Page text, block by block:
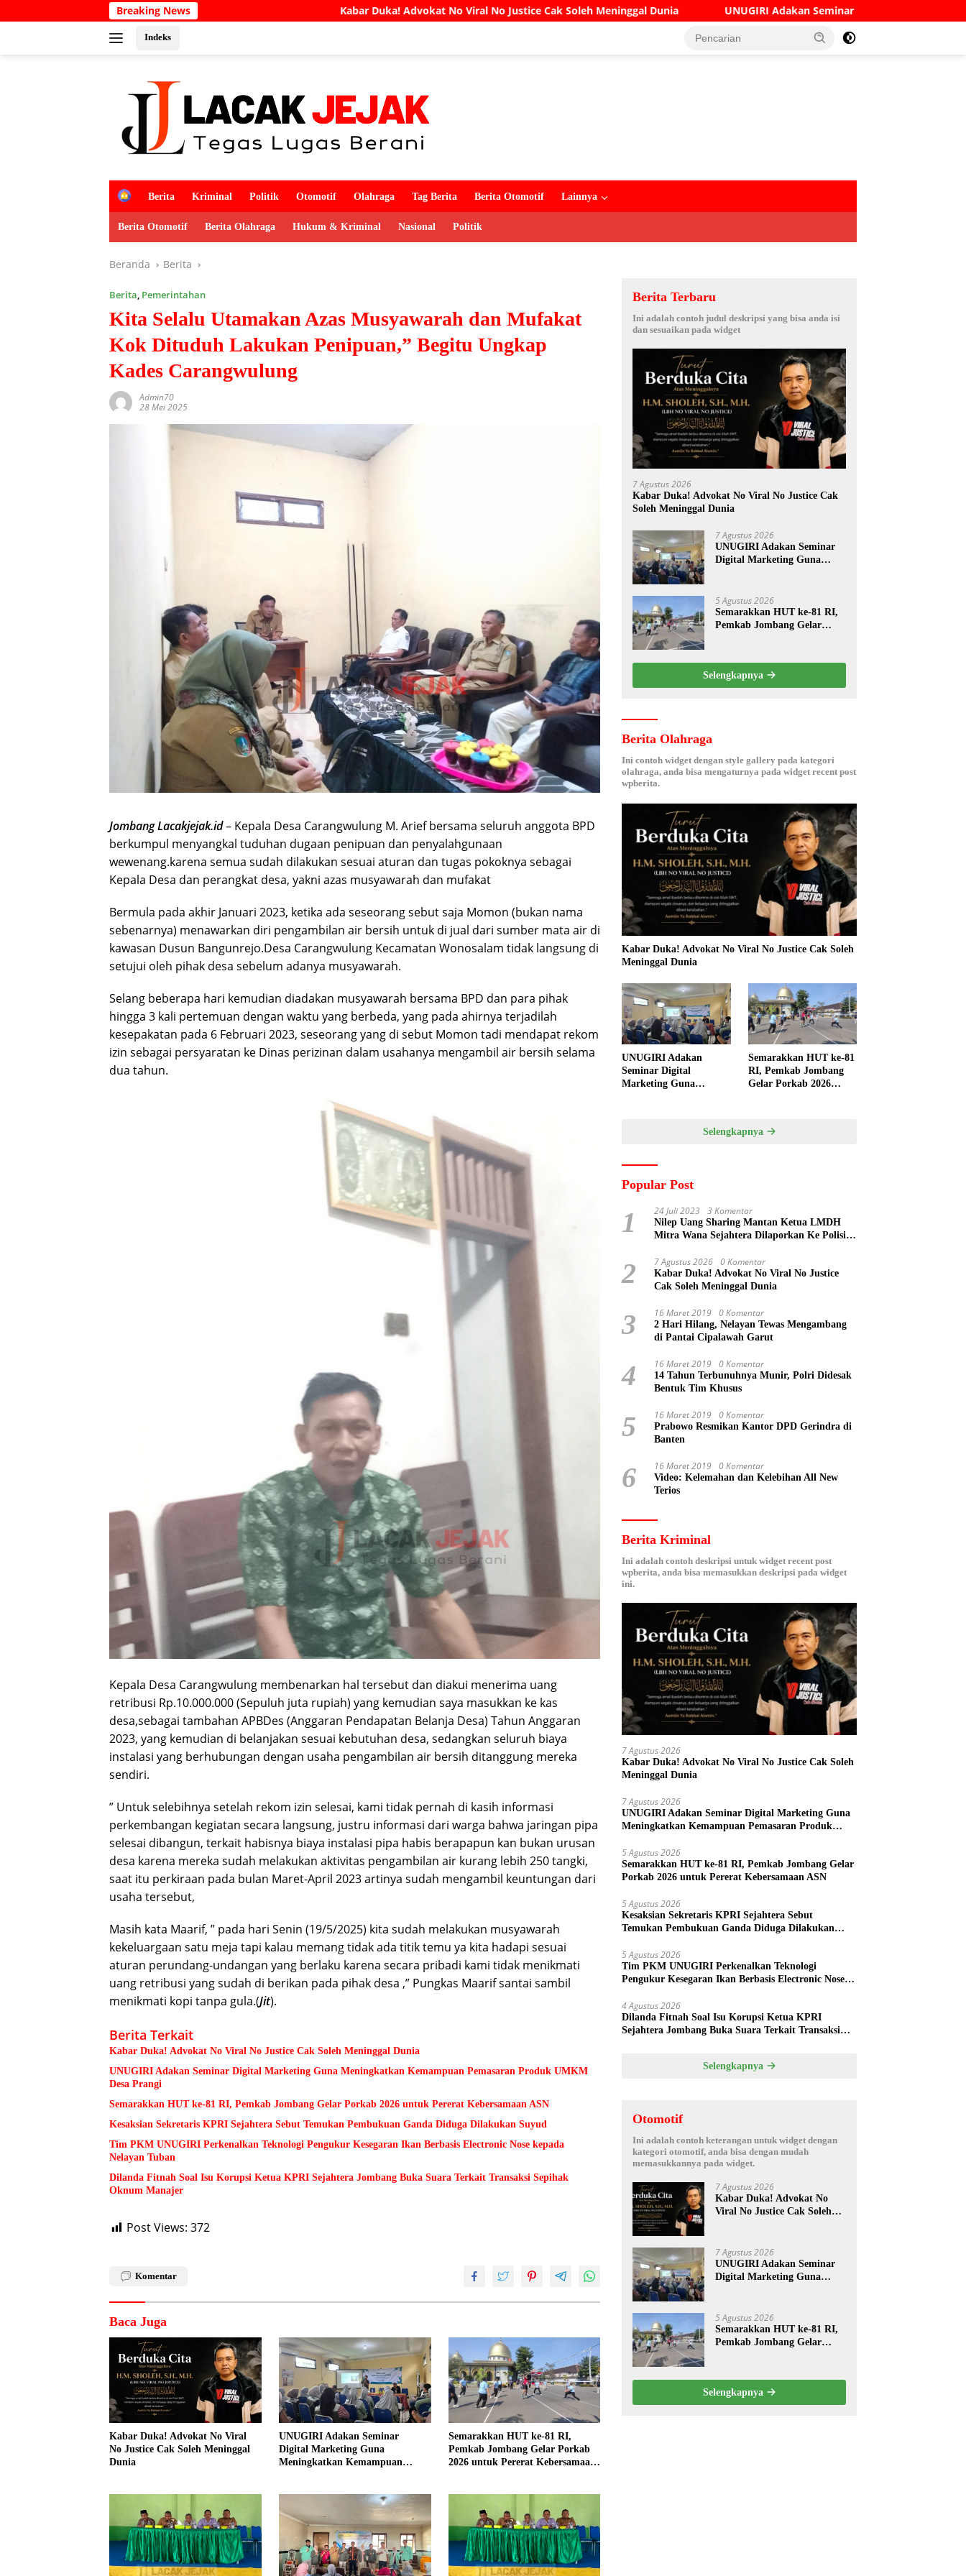
ke
Breaking News Kabar Duka! Advokat No Viral No Justice Cak Soleh Meninggal Dunia UNUGIRI Adakan Seminar Digital Marketing Guna Meningkatkan
Indeks
H
m
e
Berita Kriminal Politik Otomotif Olahraga Tag Berita Berita Otomotif Lainnya
Berita Otomotif Berita Olahraga Hukum & Kriminal Nasional Politik
Beranda Berita
Berita, Pemerintahan
Kita Selalu Utamakan Azas Musyawarah dan Mufakat
Kok Dituduh Lakukan Penipuan,” Begitu Ungkap
Kades Carangwulung
Admin70
28 Mei 2025
Jombang Lacakjejak.id– Kepala Desa Carangwulung M. Arief bersama seluruh anggota BPD
berkumpul menyangkal tuduhan dugaan penipuan dan penyalahgunaan
wewenang.karena semua sudah dilakukan sesuai aturan dan tugas pokoknya sebagai
Kepala Desa dan perangkat desa, yakni azas musyawarah dan mufakat
Bermula pada akhir Januari 2023, ketika ada seseorang sebut saja Momon (bukan nama
sebenarnya) menawarkan diri pengambilan air bersih untuk di jual dari sumber mata air di
kawasan Dusun Bangunrejo.Desa Carangwulung Kecamatan Wonosalam tidak langsung di
setujui oleh pihak desa sebelum adanya musyawarah.
Selang beberapa hari kemudian diadakan musyawarah bersama BPD dan para pihak
hingga 3 kali pertemuan dengan waktu yang berbeda, yang pada ahirnya terjadilah
kesepakatan pada 6 Februari 2023, seseorang yang di sebut Momon tadi mendapat rekom
izin sebagai persyaratan ke Dinas perizinan dalam usahanya mengambil air bersih selama
dua tahun.
Kepala Desa Carangwulung membenarkan hal tersebut dan diakui menerima uang
retribusi Rp.10.000.000 (Sepuluh juta rupiah) yang kemudian saya masukkan ke kas
desa,sebagai tambahan APBDes (Anggaran Pendapatan Belanja Desa) Tahun Anggaran
2023, yang kemudian di belanjakan sesuai kebutuhan desa, sedangkan seluruh biaya
instalasi yang berhubungan dengan usaha pengambilan air bersih ditanggung mereka
sendiri.
” Untuk selebihnya setelah rekom izin selesai, kami tidak pernah di kasih informasi
perkembangan kegiatan secara langsung, justru informasi dari warga bahwa jaringan pipa
selesai dibangun, terkait habisnya biaya instalasi pipa habis berapapun kan bukan urusan
desa karena mereka sudah melakukan aktivitas pengambilan air kurang lebih 250 tangki,
saat itu perkiraan pada bulan Maret-April 2023 artinya sudah mengambil keuntungan dari
usaha tersebut,
Masih kata Maarif, ” pada hari Senin (19/5/2025) kita sudah melakukan musyawarah
kekeluargaan satu meja tapi kalau memang tidak ada titik temu ya kita hadapi sesuai
aturan perundang-undangan yang berlaku karena secara pribadi kami tidak menikmati
uang retribusi yang sudah di berikan pada pihak desa ,” Pungkas Maarif santai sambil
menikmati kopi tanpa gula.(Jit).
Berita Terkait
Kabar Duka! Advokat No Viral No Justice Cak Soleh Meninggal Dunia
UNUGIRI Adakan Seminar Digital Marketing Guna Meningkatkan Kemampuan Pemasaran Produk UMKM
Desa Prangi
Semarakkan HUT ke-81 RI, Pemkab Jombang Gelar Porkab 2026 untuk Pererat Kebersamaan ASN
Kesaksian Sekretaris KPRI Sejahtera Sebut Temukan Pembukuan Ganda Diduga Dilakukan Suyud
Tim PKM UNUGIRI Perkenalkan Teknologi Pengukur Kesegaran Ikan Berbasis Electronic Nose kepada
Nelayan Tuban
Dilanda Fitnah Soal Isu Korupsi Ketua KPRI Sejahtera Jombang Buka Suara Terkait Transaksi Sepihak
Oknum Manajer
Post Views: 372
Komentar
Baca Juga
Kabar Duka! Advokat No Viral
No Justice Cak Soleh Meninggal
Dunia
UNUGIRI Adakan Seminar
Digital Marketing Guna
Meningkatkan Kemampuan
Semarakkan HUT ke-81 RI,
Pemkab Jombang Gelar Porkab
2026 untuk Pererat Kebersamaan
Berita Terbaru
Ini adalah contoh judul deskripsi yang bisa anda isi
dan sesuaikan pada widget
7 Agustus 2026
Kabar Duka! Advokat No Viral No Justice Cak
Soleh Meninggal Dunia
7 Agustus 2026
UNUGIRI Adakan Seminar
Digital Marketing Guna
Desa Prangi
5 Agustus 2026
Semarakkan HUT ke-81 RI,
Pemkab Jombang Gelar
Selengkapnya
Berita Olahraga
Ini contoh widget dengan style gallery pada kategori
olahraga, anda bisa mengaturnya pada widget recent post
wpberita.
Kabar Duka! Advokat No Viral No Justice Cak Soleh
Meninggal Dunia
UNUGIRI Adakan
Seminar Digital
Marketing Guna
Semarakkan HUT ke-81
RI, Pemkab Jombang
Gelar Porkab 2026
Selengkapnya
Popular Post
1 24 Juli 2023 3 Komentar
Nilep Uang Sharing Mantan Ketua LMDH
Mitra Wana Sejahtera Dilaporkan Ke Polisi
2 7 Agustus 2026 0 Komentar
Kabar Duka! Advokat No Viral No Justice
Cak Soleh Meninggal Dunia
3 16 Maret 2019 0 Komentar
2 Hari Hilang, Nelayan Tewas Mengambang
di Pantai Cipalawah Garut
4 16 Maret 2019 0 Komentar
14 Tahun Terbunuhnya Munir, Polri Didesak
Bentuk Tim Khusus
5 16 Maret 2019 0 Komentar
Prabowo Resmikan Kantor DPD Gerindra di
Banten
6 16 Maret 2019 0 Komentar
Video: Kelemahan dan Kelebihan All New
Terios
Berita Kriminal
Ini adalah contoh deskripsi untuk widget recent post
wpberita, anda bisa memasukkan deskripsi pada widget
ini.
7 Agustus 2026
Kabar Duka! Advokat No Viral No Justice Cak Soleh
Meninggal Dunia
7 Agustus 2026
UNUGIRI Adakan Seminar Digital Marketing Guna
Meningkatkan Kemampuan Pemasaran Produk
5 Agustus 2026
Semarakkan HUT ke-81 RI, Pemkab Jombang Gelar
Porkab 2026 untuk Pererat Kebersamaan ASN
5 Agustus 2026
Kesaksian Sekretaris KPRI Sejahtera Sebut
Temukan Pembukuan Ganda Diduga Dilakukan
5 Agustus 2026
Tim PKM UNUGIRI Perkenalkan Teknologi
Pengukur Kesegaran Ikan Berbasis Electronic Nose
4 Agustus 2026
Dilanda Fitnah Soal Isu Korupsi Ketua KPRI
Sejahtera Jombang Buka Suara Terkait Transaksi
Selengkapnya
Otomotif
Ini adalah contoh keterangan untuk widget dengan
kategori otomotif, anda bisa dengan mudah
memasukkannya pada widget.
7 Agustus 2026
Kabar Duka! Advokat No
Viral No Justice Cak Soleh
7 Agustus 2026
UNUGIRI Adakan Seminar
Digital Marketing Guna
Desa Prangi
5 Agustus 2026
Semarakkan HUT ke-81 RI,
Pemkab Jombang Gelar
Selengkapnya